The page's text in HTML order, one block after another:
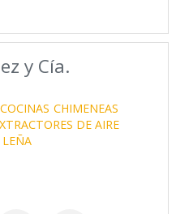
y Cía.
CHIMENEAS
DE AIRE
LEÑA